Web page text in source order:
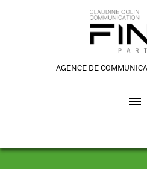
AGENCE DE